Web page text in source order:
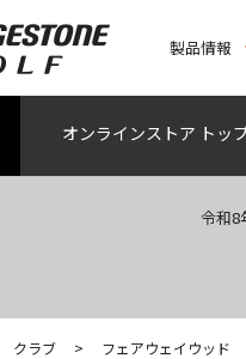
製品情報
オンラインストア トッ
令和8
クラブ > フェアウェイウッド